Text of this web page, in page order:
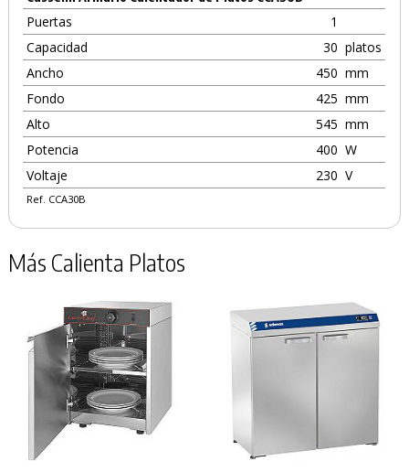
Puertas
1
Capacidad
30 platos
Ancho
450 mm
Fondo
425 mm
Alto
545 mm
Potencia
400 W
Voltaje
230 V
Ref. CCA30B
Más Calienta Platos